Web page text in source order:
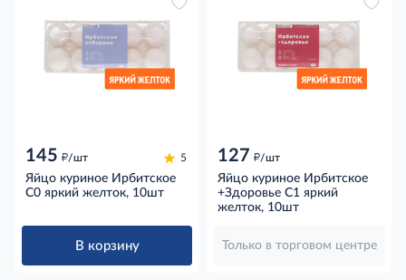
145 д/шт 5
Яйцо куриное Ирбитское
С0 яркий желток, 10шт
В корзину
127 д/шт
Яйцо куриное Ирбитское
+Здоровье С1 яркий
желток, 10шт
Только в торговом центре